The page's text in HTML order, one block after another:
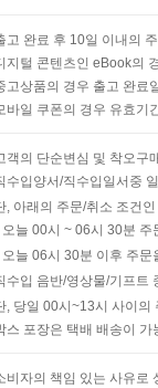
고 완료 후 10일 이내의
지털 콘텐츠인 eBook의
고상품의 경우 출고 완료
바일 쿠폰의 경우 유효기
객의 단순변심 및 착오구
수입양서/직수입일서중
, 아래의 주문/취소 조건
오늘 00시 ~ 06시 30분
오늘 06시 30분 이후 주
수입 음반/영상물/기프트
, 당일 00시~13시 사이의
스 포장은 택배 배송이
비자의 책임 있는 사유로